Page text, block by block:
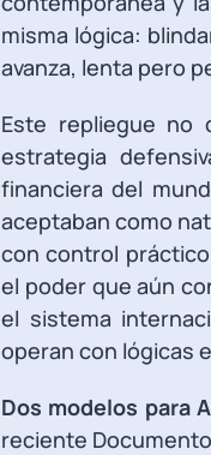
misma lógica:
avanza, lenta pero
Este repliegue no
estrategia
financiera del
aceptaban como
con control
el poder que aún
el sistema
operan con lógicas
Dos modelos para
reciente